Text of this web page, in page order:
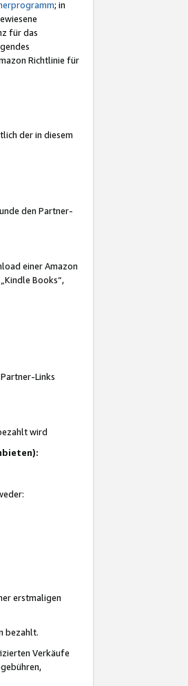
; in
für das
Richtlinie für
der in diesem
den Partner-
einer Amazon
Books“,
Links
wird
erstmaligen
bezahlt.
Verkäufe